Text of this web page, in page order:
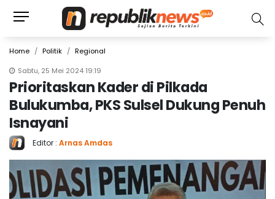
Home Politik
Regional
Sabtu, 25 Mei 2024 19:19
Prioritaskan Kader di Pilkada
Bulukumba, PKS Sulsel Dukung Penuh
Isnayani
Editor : Arnas Amdas